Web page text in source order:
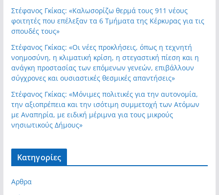
Στέφανος Γκίκας: «Καλωσορίζω θερμά τους 911 νέους
φοιτητές που επέλεξαν τα 6 Τμήματα της Κέρκυρας για τις
σπουδές τους»
Στέφανος Γκίκας: «Οι νέες προκλήσεις, όπως η τεχνητή
νοημοσύνη, η κλιματική κρίση, η στεγαστική πίεση και η
ανάγκη προστασίας των επόμενων γενεών, επιβάλλουν
σύγχρονες και ουσιαστικές θεσμικές απαντήσεις»
Στέφανος Γκίκας: «Μόνιμες πολιτικές για την αυτονομία,
την αξιοπρέπεια και την ισότιμη συμμετοχή των Ατόμων
με Αναπηρία, με ειδική μέριμνα για τους μικρούς
νησιωτικούς Δήμους»
Kατηγορίες
Αρθρα